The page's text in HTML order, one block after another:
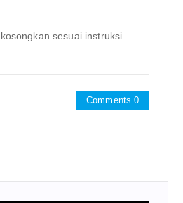
sesuai instruksi
Comments 0